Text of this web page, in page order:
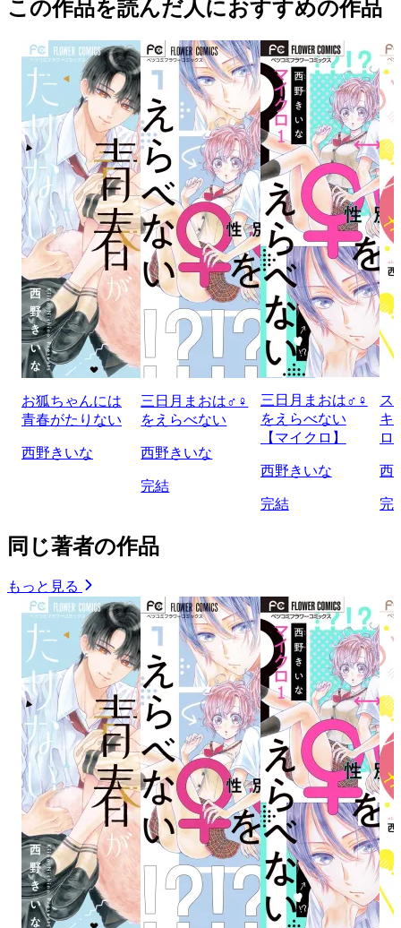
この作品を読んだ人におすすめの作品
お狐ちゃんには
青春がたりない
西野きいな
三日月まおは♂♀
をえらべない
西野きいな
完結
三日月まおは♂♀
をえらべない
【マイクロ】
西野きいな
完結
キ
ロ
西
完
同じ著者の作品
もっと見る